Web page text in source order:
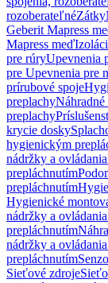
rozoberateľnéZátky
Geberit Mapress
Mapress meď
pre rúryUpevnenia
pre Upevnenia pre
prírubové spoje
preplachy
preplachy
krycie dosky
hygienickým
nádržky a
prepláchnutím
prepláchnutím
Hygienické
nádržky a
prepláchnutím
nádržky a
prepláchnutím
Sieťové zdroje